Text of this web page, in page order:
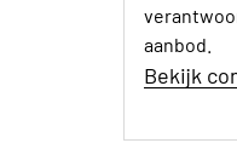
aanbod.
Bekijk